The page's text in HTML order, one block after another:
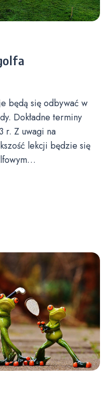
będą się odbywać w
Dokładne terminy
r. Z uwagi na
lekcji będzie się